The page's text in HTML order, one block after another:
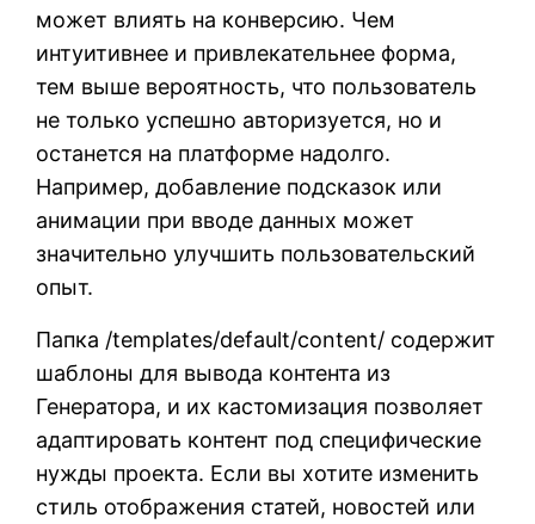
может влиять на конверсию. Чем
интуитивнее и привлекательнее форма,
тем выше вероятность, что пользователь
не только успешно авторизуется, но и
останется на платформе надолго.
Например, добавление подсказок или
анимации при вводе данных может
значительно улучшить пользовательский
опыт.
Папка /templates/default/content/ содержит
шаблоны для вывода контента из
Генератора, и их кастомизация позволяет
адаптировать контент под специфические
нужды проекта. Если вы хотите изменить
стиль отображения статей, новостей или